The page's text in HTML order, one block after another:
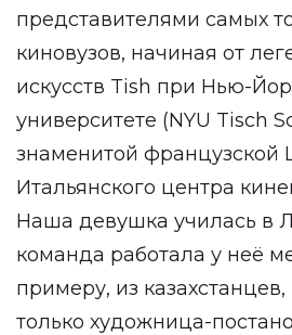
представителями самых
киновузов, начиная от
искусств Tish при Нью-
университете (NYU Tisch
знаменитой французской
Итальянского центра
Наша девушка училась в
команда работала у неё
примеру, из
только художница-